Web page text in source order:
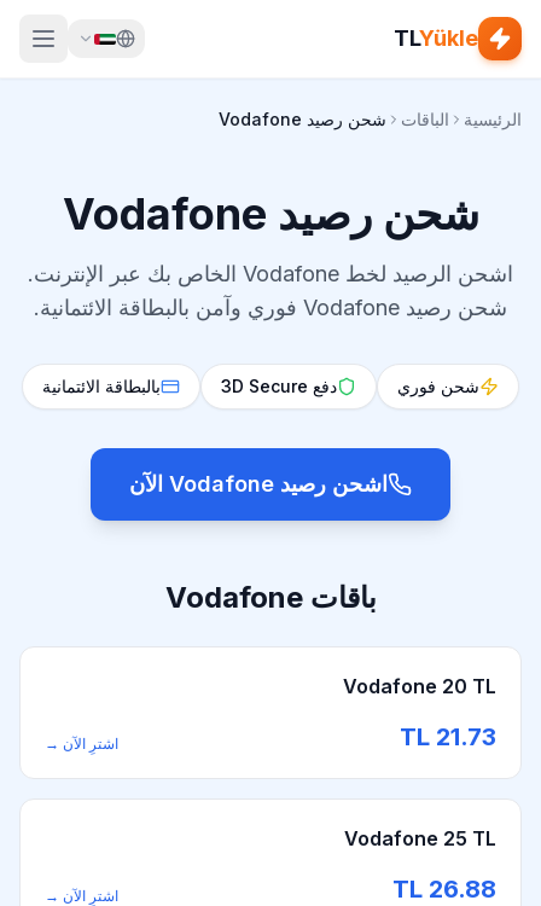
TLYükle
الرئيسية الباقات شحن رصيد Vodafone
شحن رصيد Vodafone
اشحن الرصيد لخط Vodafone الخاص بك عبر الإنترنت.
شحن رصيد Vodafone فوري وآمن بالبطاقة الائتمانية.
شحن فوري دفع 3D Secure بالبطاقة الائتمانية
اشحن رصيد Vodafone الآن
باقات Vodafone
Vodafone 20 TL
21.73 اشترِ الآن →
Vodafone 25 TL
26.88 اشترِ الآن →